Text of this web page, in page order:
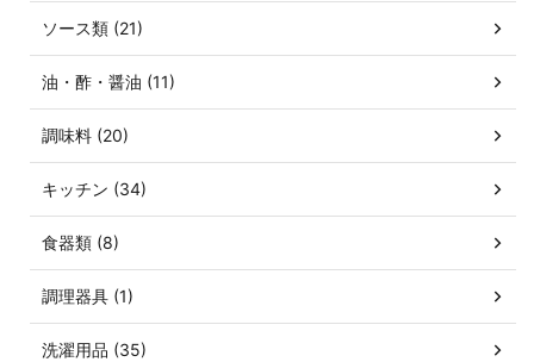
ソース類 (21)
油・酢・醤油 (11)
調味料 (20)
キッチン (34)
食器類 (8)
調理器具 (1)
洗濯用品 (35)